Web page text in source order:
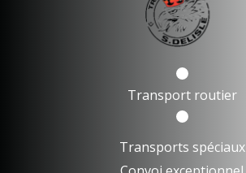
Transport routier
Transports spéciaux